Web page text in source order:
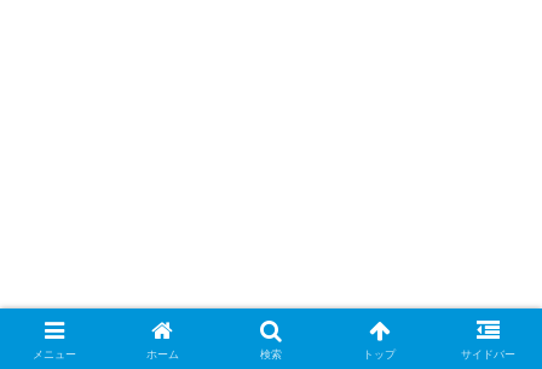
メニュー ホーム 検索 トップ サイドバー